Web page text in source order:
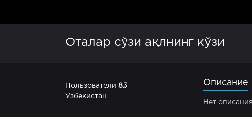
Оталар сўзи ақлнинг кўзи
Пользователи 8.3
Узбекистан
Описание
Нет описания